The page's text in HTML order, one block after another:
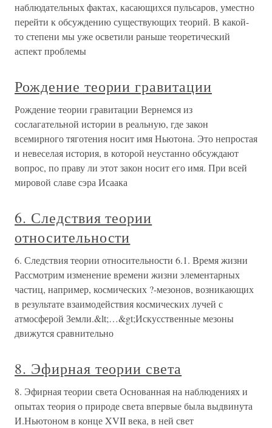
наблюдательных фактах, касающихся пульсаров, уместно
перейти к обсуждению существующих теорий. В какой-
то степени мы уже осветили раньше теоретический
аспект проблемы
Рождение теории гравитации
Рождение теории гравитации Вернемся из
сослагательной истории в реальную, где закон
всемирного тяготения носит имя Ньютона. Это непростая
и невеселая история, в которой неустанно обсуждают
вопрос, по праву ли этот закон носит его имя. При всей
мировой славе сэра Исаака
6. Следствия теории
относительности
6. Следствия теории относительности 6.1. Время жизни
Рассмотрим изменение времени жизни элементарных
частиц, например, космических ?-мезонов, возникающих
в результате взаимодействия космических лучей с
атмосферой Земли.&lt;…&gt;Искусственные мезоны
движутся сравнительно
8. Эфирная теории света
8. Эфирная теории света Основанная на наблюдениях и
опытах теория о природе света впервые была выдвинута
И.Ньютоном в конце XVII века, в ней свет